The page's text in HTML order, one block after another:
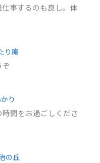
事するのも良し。体
り庵
ぞ
り
間をお過ごしくださ
の丘